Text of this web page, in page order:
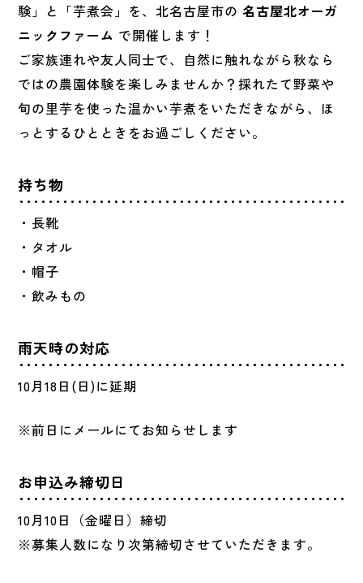
験」と「芋煮会」を、北名古屋市の 名古屋北オーガ
ニックファーム で開催します！
ご家族連れや友人同士で、自然に触れながら秋なら
ではの農園体験を楽しみませんか？採れたて野菜や
旬の里芋を使った温かい芋煮をいただきながら、ほ
っとするひとときをお過ごしください。
持ち物
・長靴
・タオル
・帽子
・飲みもの
雨天時の対応
10月18日(日)に延期
※前日にメールにてお知らせします
お申込み締切日
10月10日（金曜日）締切
※募集人数になり次第締切させていただきます。